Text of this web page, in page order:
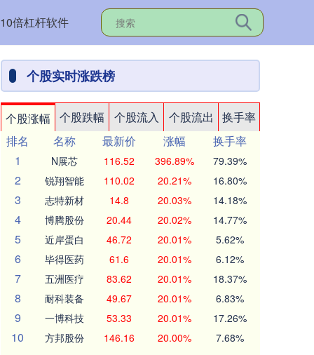
倍杠杆软件
个股实时涨跌榜
个股涨幅 个股跌幅 个股流入 个股流出
换手率
排名
名称 最新价 涨幅
换手率
1
N展芯 116.52 396.89% 79.39%
2 锐翔智能 110.02 20.21% 16.80%
3 志特新材 14.8 20.03% 14.18%
4 博腾股份 20.44 20.02% 14.77%
5 近岸蛋白 46.72 20.01% 5.62%
6 毕得医药 61.6 20.01% 6.12%
7 五洲医疗 83.62 20.01% 18.37%
8 耐科装备 49.67 20.01% 6.83%
9 一博科技 53.33 20.01% 17.26%
10 方邦股份 146.16 20.00% 7.68%